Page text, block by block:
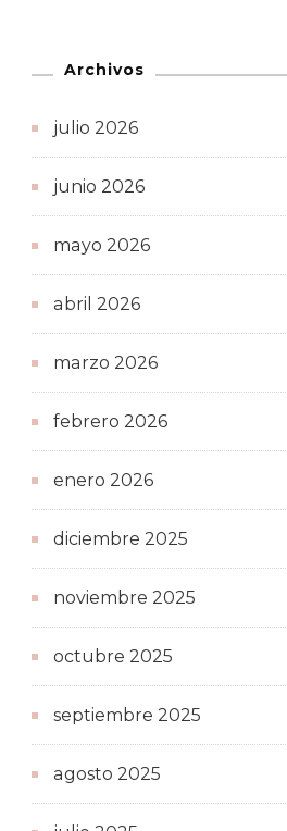
Archivos
julio 2026
junio 2026
mayo 2026
abril 2026
marzo 2026
febrero 2026
enero 2026
diciembre 2025
noviembre 2025
octubre 2025
septiembre 2025
agosto 2025